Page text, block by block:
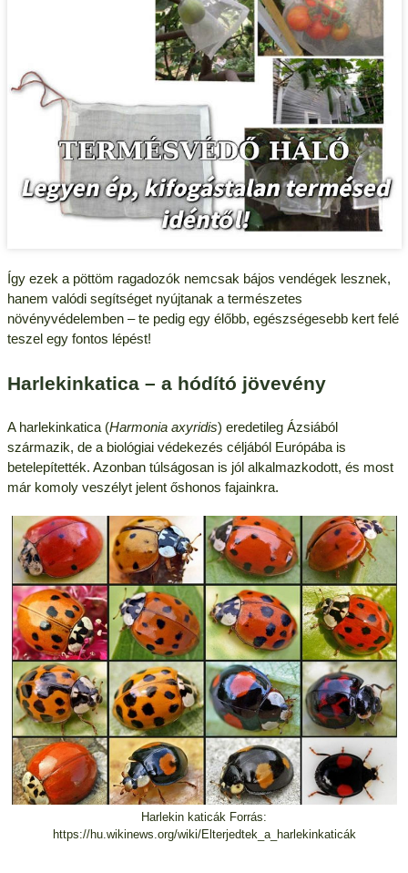
Így ezek a pöttöm ragadozók nemcsak bájos vendégek lesznek,
hanem valódi segítséget nyújtanak a természetes
növényvédelemben – te pedig egy élőbb, egészségesebb kert felé
teszel egy fontos lépést!
Harlekinkatica – a hódító jövevény
A harlekinkatica (Harmonia axyridis) eredetileg Ázsiából
származik, de a biológiai védekezés céljából Európába is
betelepítették. Azonban túlságosan is jól alkalmazkodott, és most
már komoly veszélyt jelent őshonos fajainkra.
Harlekin katicák Forrás:
https://hu.wikinews.org/wiki/Elterjedtek_a_harlekinkaticák